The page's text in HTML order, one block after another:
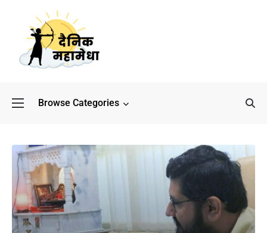
Browse Categories